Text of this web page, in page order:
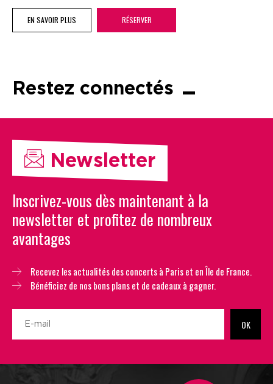
EN SAVOIR PLUS RÉSERVER
Restez connectés
Newsletter
Inscrivez-vous dès maintenant à la
newsletter et profitez de nombreux
avantages
Recevez les actualités des concerts à Paris et en Île de France.
Bénéficiez de nos bons plans et de cadeaux à gagner.
OK